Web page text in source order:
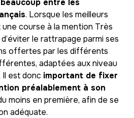
. Lorsque les meilleurs
course à la mention Très
le rattrapage parmi ses
offertes par les différents
adaptées aux niveau
est donc important de fixer
préalablement à son
moins en première, afin de se
adéquate.